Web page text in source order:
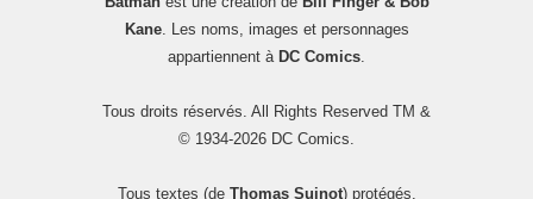
Kane. Les noms, images et personnages
appartiennent à DC Comics.
Tous droits réservés. All Rights Reserved TM &
© 1934-2026 DC Comics.
Tous textes (de Thomas Suinot) protégés.